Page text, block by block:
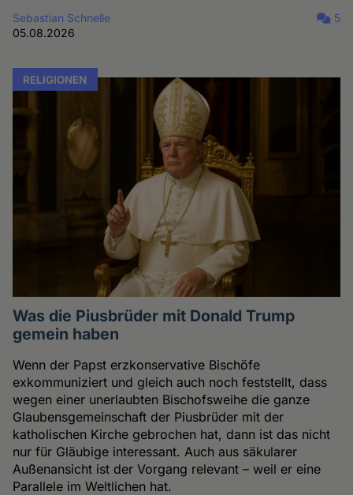
Sebastian Schnelle
05.08.2026
5
RELIGIONEN
Was die Piusbrüder mit Donald Trump
gemein haben
Wenn der Papst erzkonservative Bischöfe
exkommuniziert und gleich auch noch feststellt, dass
wegen einer unerlaubten Bischofsweihe die ganze
Glaubensgemeinschaft der Piusbrüder mit der
katholischen Kirche gebrochen hat, dann ist das nicht
nur für Gläubige interessant. Auch aus säkularer
Außenansicht ist der Vorgang relevant – weil er eine
Parallele im Weltlichen hat.